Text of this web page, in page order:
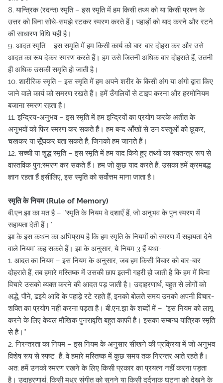
8. यान्त्रिक (रदन्त) स्मृति – इस स्मृति में हम किसी तथ्य को या किसी प्रश्न के
उत्तर को बिना सोचे-समझे रटकर स्मरण करते हैं। पहाड़ों को याद करने और रटने
की साधारण विधि यही है।
9. आदत स्मृति – इस समृति में हम किसी कार्य को बार-बार दोहरा कर और उसे
आदत का रूप देकर स्मरण करते हैं। हम उसे जितनी अधिक बार दोहराते हैं, उतनी
ही अधिक उसकी समृति हो जाती है।
10. शारीरिक स्मृति – इस स्मृति में हम अपने शरीर के किसी अंग या अंगो द्वारा किए
जाने वाले कार्य को समरण रखते हैं। हमें उँगलियों से टाइप करना और हरमोनियम
बजाना स्मरण रहता है।
11. इन्द्रिय-अनुभव – इस स्मृति में हम इन्द्रियों का प्रयोग करके अतीत के
अनुभवों को फिर स्मरण कर सकते हैं। हम बन्द आँखों से उन वस्तुओं को छूकर,
चखकर या सूँघकर बता सकते हैं, जिनको हम जानते हैं।
12. सच्ची या शुद्ध स्मृति – इस स्मृति में हम याद किये हुए तथ्यों का स्वतन्त्र रूप से
वास्तविक पुन:स्मरण कर सकते हैं। हम जो कुछ याद करते हैं, उसका हमें क्रमबद्ध
ज्ञान रहता हैं इसीलिए, इस स्मृति को सर्वोत्तम माना जाता है।
स्मृति के नियम (Rule of Memory)
बी.एन.झा का मत है – ‘‘स्मृति के नियम वे दशाएँ हैं, जो अनुभव के पुन:स्मरण में
सहायता देती हैं।’’
झा के इस कथन का अभिप्राय है कि हम स्मृति के नियमों को स्मरण में सहायता देने
वाले नियम’ कह सकते हैं। झा के अनुसार, ये नियम 3 हैं यथा-
1. आदत का नियम – इस नियम के अनुसार, जब हम किसी विचार को बार-बार
दोहराते हैं, तब हमारे मस्तिष्क में उसकी छाप इतनी गहरी हो जाती है कि हम में बिना
विचारे उसको व्यक्त करने की आदत पड़ जाती है। उदाहरणार्थ, बहुत से लोगों को
अद्धे, पौने, ढइये आदि के पहाड़े रटे रहते हैं, इनको बोलते समय उनको अपनी विचार-
शक्ति का प्रयोग नहीं करना पड़ता है। बी.एन.झा के शब्दों में – ‘‘इस नियम को लागू
करने के लिए केवल मौखिक पुनरावृत्ति बहुत काफी है। इसका सम्बन्ध यांत्रिक स्मृति
से है।’’
2. निरन्तरता का नियम – इस नियम के अनुसार सीखने की प्रक्रिया में जो अनुभव
विशेष रूप से स्पष्ट हैं, वे हमारे मस्तिष्क में कुछ समय तक निरन्तर आते रहते हैं।
अत: हमें उनको स्मरण रखने के लिए किसी प्रकार का प्रयत्न नहीं करना पड़ता
है। उदाहरणार्थ, किसी मधुर संगीत को सुनने या किसी दर्दनाक घटना को देखने के